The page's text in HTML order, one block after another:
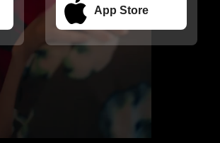
App Store